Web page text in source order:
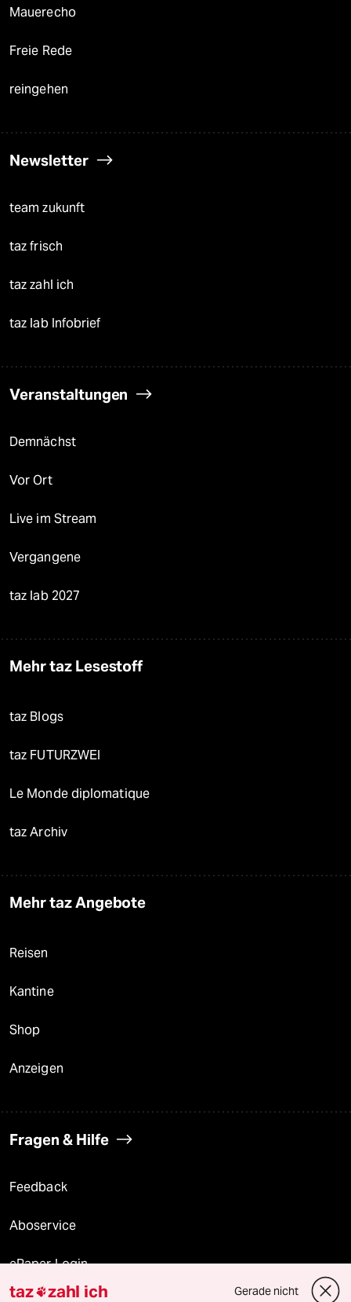
Mauerecho
Freie Rede
reingehen
Newsletter
team zukunft
taz frisch
taz zahl ich
taz lab Infobrief
Veranstaltungen
Demnächst
Vor Ort
Live im Stream
Vergangene
taz lab 2027
Mehr taz Lesestoff
taz Blogs
taz FUTURZWEI
Le Monde diplomatique
taz Archiv
Mehr taz Angebote
Reisen
Kantine
Shop
Anzeigen
Fragen & Hilfe
Feedback
Aboservice
ePaper Login
taz zahl ich Gerade nicht